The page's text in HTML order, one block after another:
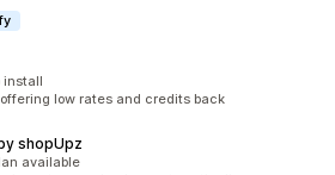
install
low rates and credits back
shopUpz
available